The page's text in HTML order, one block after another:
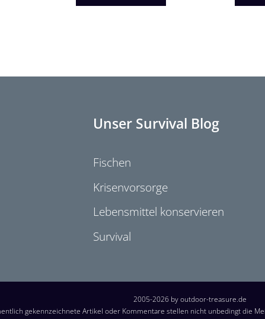
Unser Survival Blog
Fischen
Krisenvorsorge
Lebensmittel konservieren
Survival
2005-2026 by outdoor-treasure.de
gekennzeichnete Artikel oder Kommentare stellen nicht unbedingt die